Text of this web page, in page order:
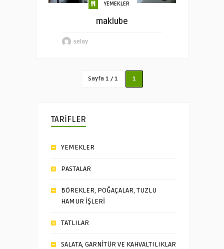
YEMEKLER
maklube
selay
Sayfa 1 / 1 1
TARİFLER
YEMEKLER
PASTALAR
BÖREKLER, POĞAÇALAR, TUZLU
HAMUR İŞLERİ
TATLILAR
SALATA, GARNİTÜR VE KAHVALTILIKLAR